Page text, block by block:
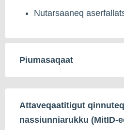
Nutarsaaneq
Piumasaqaat
Attaveqaatitigut
nassiunniarukku (MitID-